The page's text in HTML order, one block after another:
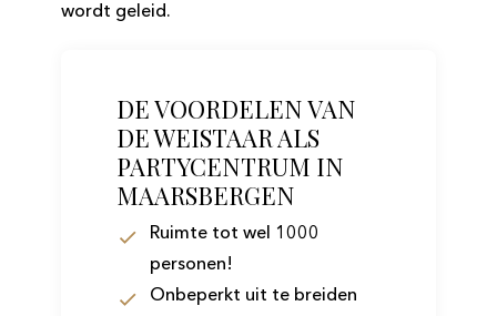
wordt geleid.
DE VOORDELEN VAN
DE WEISTAAR ALS
PARTYCENTRUM IN
MAARSBERGEN
Ruimte tot wel 1000
personen!
Onbeperkt uit te breiden